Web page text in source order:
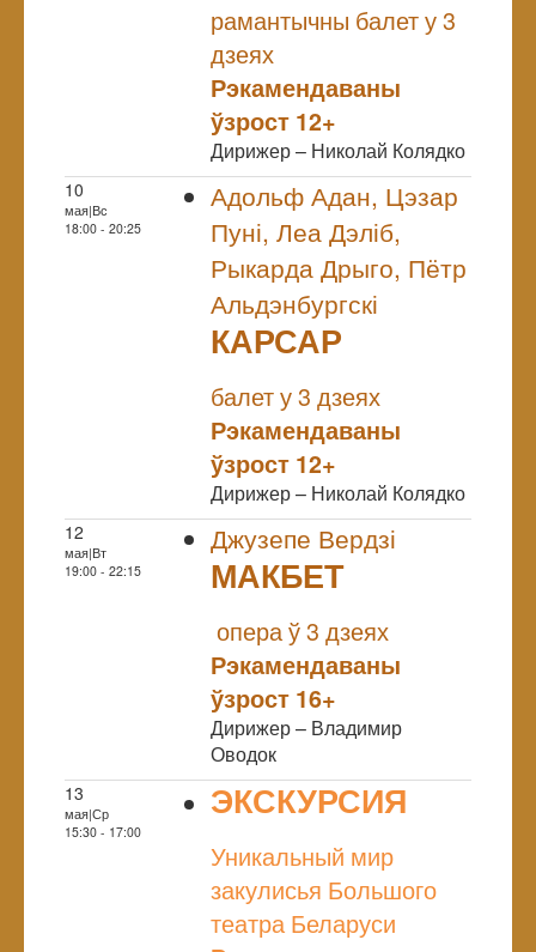
рамантычны балет у 3
дзеях
Рэкамендаваны
ўзрост 12+
Дирижер – Николай Колядко
10
мая|Вс
18:00 - 20:25
Адольф Адан, Цэзар
Пуні, Леа Дэліб,
Рыкарда Дрыго, Пётр
Альдэнбургскі
КАРСАР
балет у 3 дзеях
Рэкамендаваны
ўзрост 12+
Дирижер – Николай Колядко
12
мая|Вт
19:00 - 22:15
Джузепе Вердзі
МАКБЕТ
опера ў 3 дзеях
Рэкамендаваны
ўзрост 16+
Дирижер – Владимир
Оводок
13
мая|Ср
15:30 - 17:00
ЭКСКУРСИЯ
Уникальный мир
закулисья Большого
театра Беларуси